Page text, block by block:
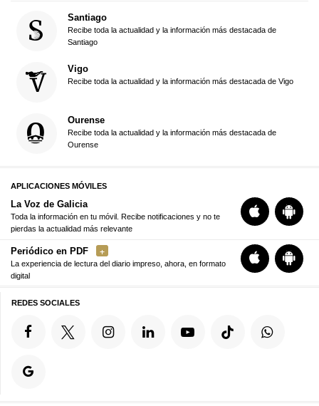
Santiago
Recibe toda la actualidad y la información más destacada de
Santiago
Vigo
Recibe toda la actualidad y la información más destacada de Vigo
Ourense
Recibe toda la actualidad y la información más destacada de
Ourense
APLICACIONES MÓVILES
La Voz de Galicia
Toda la información en tu móvil. Recibe notificaciones y no te
pierdas la actualidad más relevante
Periódico en PDF
La experiencia de lectura del diario impreso, ahora, en formato
digital
REDES SOCIALES